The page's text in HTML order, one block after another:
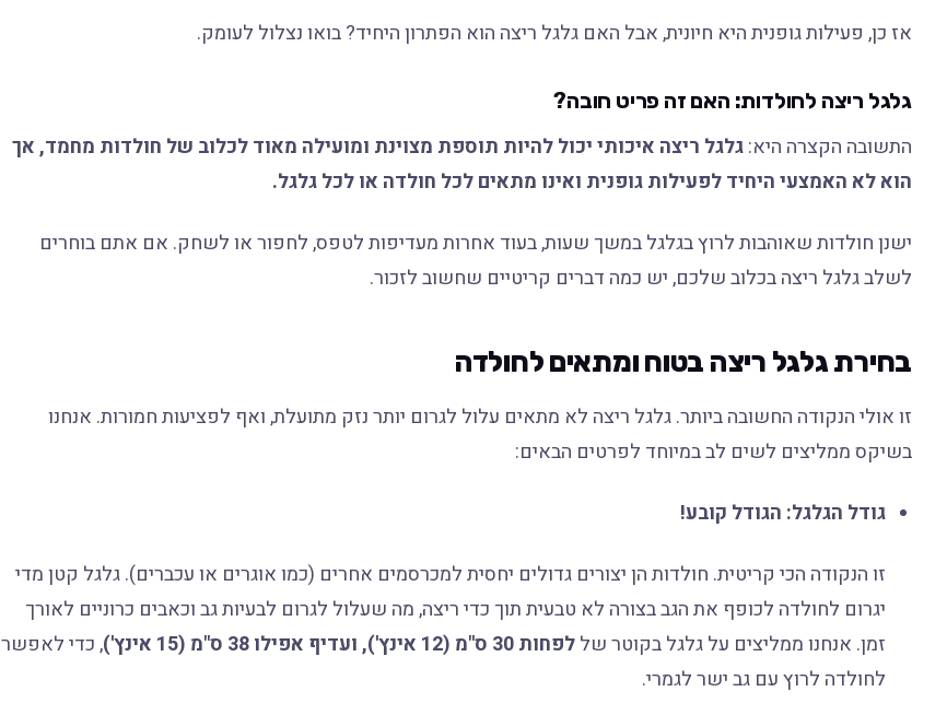
אז כן, פעילות גופנית היא חיונית, אבל האם גלגל ריצה הוא הפתרון היחיד? בואו נצלול לעומק.
גלגל ריצה לחולדות: האם זה פריט חובה?
התשובה הקצרה היא:גלגל ריצה איכותי יכול להיות תוספת מצוינת ומועילה מאוד לכלוב של חולדות מחמד, אך
הוא לא האמצעי היחיד לפעילות גופנית ואינו מתאים לכל חולדה או לכל גלגל.
ישנן חולדות שאוהבות לרוץ בגלגל במשך שעות, בעוד אחרות מעדיפות לטפס, לחפור או לשחק. אם אתם בוחרים
לשלב גלגל ריצה בכלוב שלכם, יש כמה דברים קריטיים שחשוב לזכור.
בחירת גלגל ריצה בטוח ומתאים לחולדה
זו אולי הנקודה החשובה ביותר. גלגל ריצה לא מתאים עלול לגרום יותר נזק מתועלת, ואף לפציעות חמורות. אנחנו
בשיקס ממליצים לשים לב במיוחד לפרטים הבאים:
גודל הגלגל: הגודל קובע!
זו הנקודה הכי קריטית. חולדות הן יצורים גדולים יחסית למכרסמים אחרים (כמו אוגרים או עכברים). גלגל קטן מדי
יגרום לחולדה לכופף את הגב בצורה לא טבעית תוך כדי ריצה, מה שעלול לגרום לבעיות גב וכאבים כרוניים לאורך
זמן. אנחנו ממליצים על גלגל בקוטר שללפחות 30 ס"מ (12 אינץ'), ועדיף אפילו 38 ס"מ (15 אינץ')
, כדי לאפשר
לחולדה לרוץ עם גב ישר לגמרי.